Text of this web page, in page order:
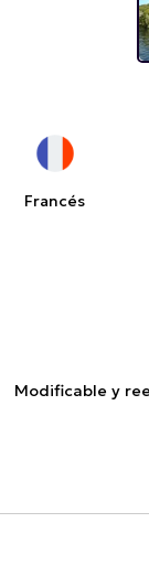
Francés
Modificable y